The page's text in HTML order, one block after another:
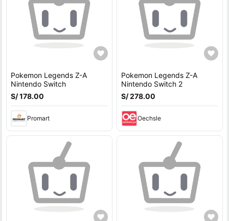
Pokemon Legends Z-A
Nintendo Switch
S/ 178.00
Promart
Pokemon Legends Z-A
Nintendo Switch 2
S/ 278.00
Oechsle